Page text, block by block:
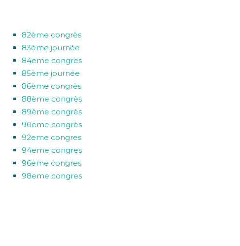
82ème congrès
83ème journée
84eme congres
85ème journée
86ème congrès
88ème congrès
89ème congrès
90eme congrès
92eme congres
94eme congres
96eme congres
98eme congres